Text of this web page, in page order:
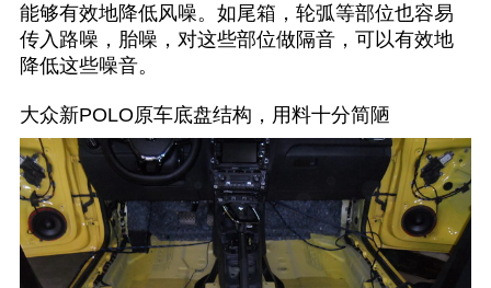
能够有效地降低风噪。如尾箱，轮弧等部位也容易
传入路噪，胎噪，对这些部位做隔音，可以有效地
降低这些噪音。
大众新POLO原车底盘结构，用料十分简陋